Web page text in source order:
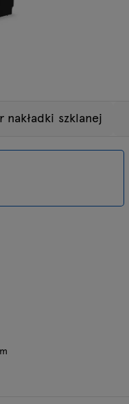
nakładki szklanej